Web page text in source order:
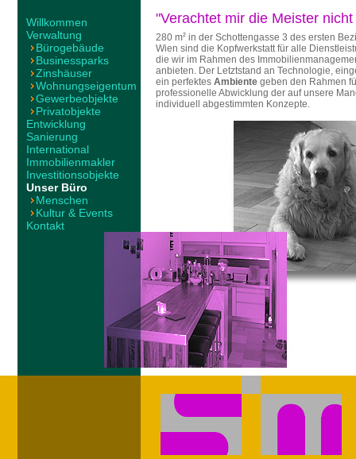
Willkommen
Verwaltung
Bürogebäude
Businessparks
Zinshäuser
Wohnungseigentum
Gewerbeobjekte
Privatobjekte
Entwicklung
Sanierung
International
Immobilienmakler
Investitionsobjekte
Unser Büro
Menschen
Kultur & Events
Kontakt
"Verachtet mir die Meister
280 m2 in der Schottengasse 3 des ersten
Wien sind die Kopfwerkstatt für alle
die wir im Rahmen des
anbieten. Der Letztstand an Technologie,
ein perfektes Ambiente geben den Rahmen
professionelle Abwicklung der auf unsere
individuell abgestimmten Konzepte.